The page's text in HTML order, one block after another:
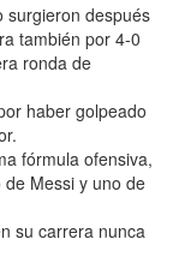
surgieron después
también por 4-0
ronda de
haber golpeado
fórmula ofensiva,
Messi y uno de
su carrera nunca